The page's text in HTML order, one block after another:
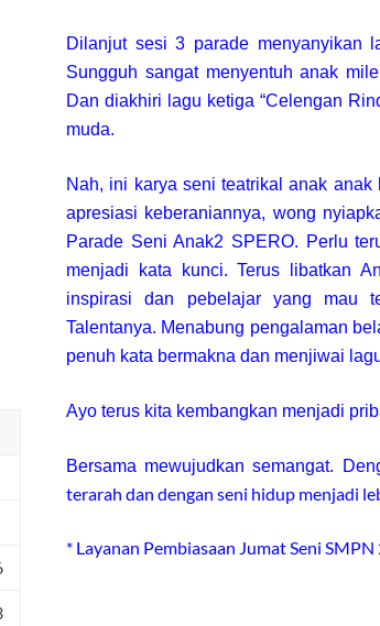
Dilanjut sesi 3 parade menyanyikan
Sungguh sangat menyentuh anak
Dan diakhiri lagu ketiga “Celengan
muda.
Nah, ini karya seni teatrikal anak
apresiasi keberaniannya, wong
Parade Seni Anak2 SPERO. Perlu
menjadi kata kunci. Terus libatkan
inspirasi dan pebelajar yang mau
Talentanya. Menabung pengalaman
penuh kata bermakna dan menjiwai
Ayo terus kita kembangkan menjadi
Bersama mewujudkan semangat.
terarah dan dengan seni hidup menjadi
* Layanan Pembiasaan Jumat Seni